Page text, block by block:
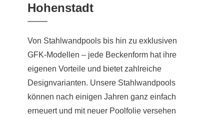
Hohenstadt
Von Stahlwandpools bis hin zu exklusiven
GFK-Modellen – jede Beckenform hat ihre
eigenen Vorteile und bietet zahlreiche
Designvarianten. Unsere Stahlwandpools
können nach einigen Jahren ganz einfach
erneuert und mit neuer Poolfolie versehen